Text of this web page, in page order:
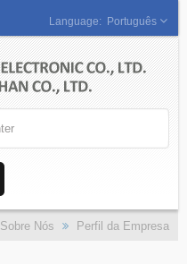
Português
Sobre Nós Perfil da Empresa